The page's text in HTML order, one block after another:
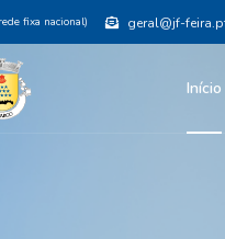
fixa nacional) geral@jf-
Início